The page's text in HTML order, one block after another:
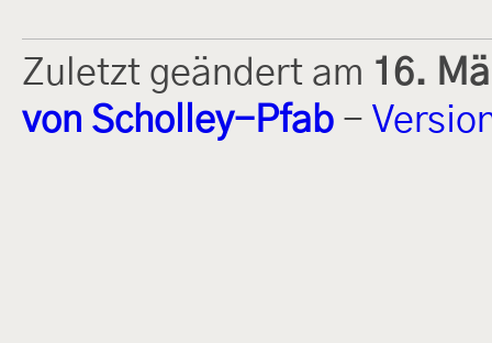
Zuletzt geändert am 16.
von Scholley-Pfab -